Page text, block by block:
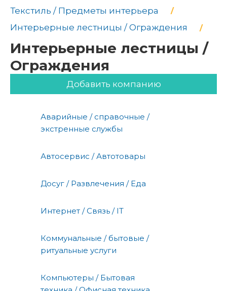
Текстиль / Предметы интерьера
Интерьерные лестницы / Ограждения
Интерьерные лестницы /
Ограждения
Добавить компанию
Аварийные / справочные /
экстренные службы
Автосервис / Автотовары
Досуг / Развлечения / Еда
Интернет / Связь / IT
Коммунальные / бытовые /
ритуальные услуги
Компьютеры / Бытовая